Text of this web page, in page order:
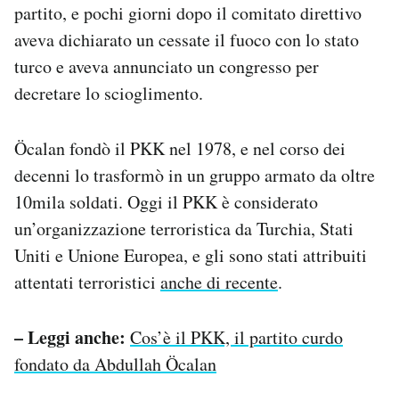
partito, e pochi giorni dopo il comitato direttivo
aveva dichiarato un cessate il fuoco con lo stato
turco e aveva annunciato un congresso per
decretare lo scioglimento.
Öcalan fondò il PKK nel 1978, e nel corso dei
decenni lo trasformò in un gruppo armato da oltre
10mila soldati. Oggi il PKK è considerato
un’organizzazione terroristica da Turchia, Stati
Uniti e Unione Europea, e gli sono stati attribuiti
attentati terroristici anche di recente.
– Leggi anche: Cos’è il PKK, il partito curdo
fondato da Abdullah Öcalan